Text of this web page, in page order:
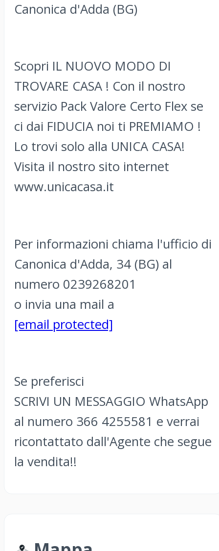
Canonica d'Adda (BG)
Scopri IL NUOVO MODO DI
TROVARE CASA ! Con il nostro
servizio Pack Valore Certo Flex se
ci dai FIDUCIA noi ti PREMIAMO !
Lo trovi solo alla UNICA CASA!
Visita il nostro sito internet
www.unicacasa.it
Per informazioni chiama l'ufficio di
Canonica d'Adda, 34 (BG) al
numero 0239268201
o invia una mail a
[email protected]
Se preferisci
SCRIVI UN MESSAGGIO WhatsApp
al numero 366 4255581 e verrai
ricontattato dall'Agente che segue
la vendita!!